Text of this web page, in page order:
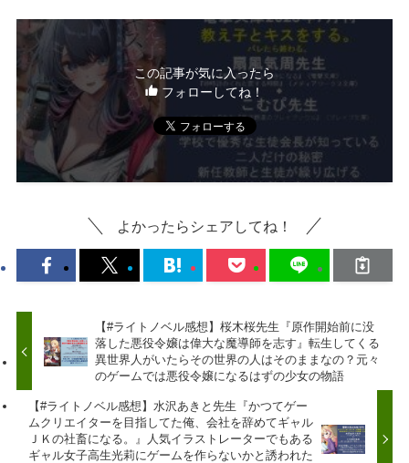
この記事が気に入ったら
フォローしてね！
よかったらシェアしてね！
【#ライトノベル感想】桜木桜先生『原作開始前に没
落した悪役令嬢は偉大な魔導師を志す』転生してくる
異世界人がいたらその世界の人はそのままなの？元々
のゲームでは悪役令嬢になるはずの少女の物語
【#ライトノベル感想】水沢あきと先生『かつてゲー
ムクリエイターを目指してた俺、会社を辞めてギャル
ＪＫの社畜になる。』人気イラストレーターでもある
ギャル女子高生光莉にゲームを作らないかと誘われた